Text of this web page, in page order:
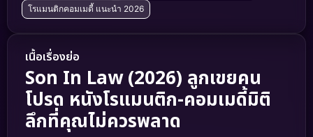
โรแมนติกคอมเมดี้ แนะนำ 2026
เนื้อเรื่องย่อ
Son In Law (2026) ลูกเขยคน
โปรด หนังโรแมนติก-คอมเมดี้มิติ
ลึกที่คุณไม่ควรพลาด